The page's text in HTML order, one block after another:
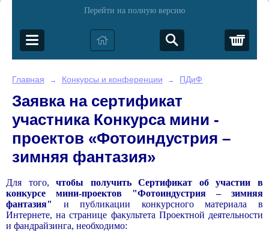
Перейти на полную версию
Главная → Конкурсы и конференции → ПДиФ
Заявка на сертификат
участника Конкурса мини -
проектов «Фотоиндустрия –
зимняя фантазия»
Для того,чтобы получить Сертификат
об участии в
конкурсе мини-проектов "Фотоиндустрия – зимняя
фантазия" и публикации конкурсного материала в
Интернете, на странице факультета Проектной деятельности
и фандрайзинга, необходимо: